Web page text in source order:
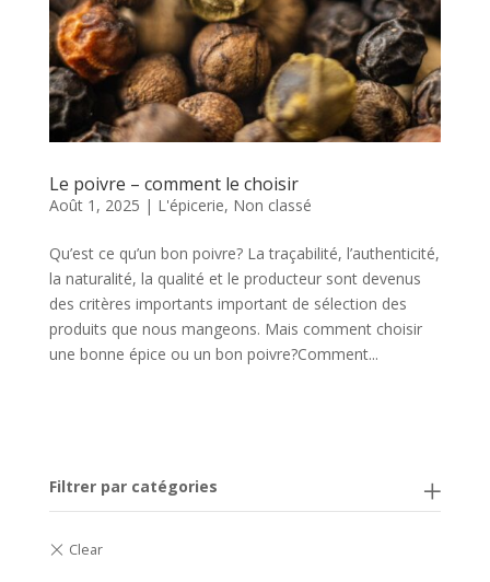
Le poivre – comment le choisir
Août 1, 2025 | L'épicerie, Non classé
Qu’est ce qu’un bon poivre? La traçabilité, l’authenticité,
la naturalité, la qualité et le producteur sont devenus
des critères importants important de sélection des
produits que nous mangeons. Mais comment choisir
une bonne épice ou un bon poivre?Comment...
Filtrer par catégories